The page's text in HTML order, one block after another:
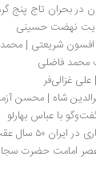
تاج پنج گرمی
حسینی
شریعتی | محمد طاهری
فاضلی
شاه | محسن آزموده
عباس بهارلو
دنیاست